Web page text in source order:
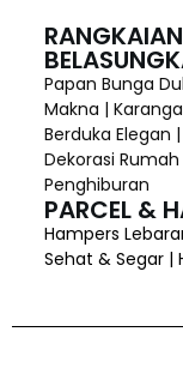
Papan Bunga
Makna |
Berduka Elegan
Dekorasi
Penghiburan
PARCEL &
Hampers
Sehat & Segar |